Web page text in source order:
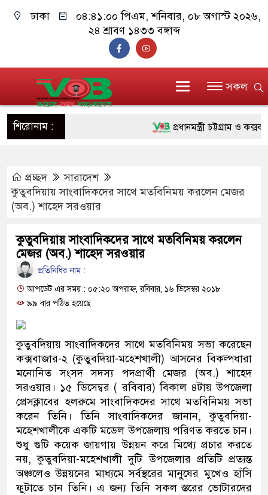
ঢাকা ০৪:৪১:০১ পিএম, শনিবার, ০৮ অগাস্ট ২০২৬,
২৪ শ্রাবণ ১৪৩৩ বঙ্গাব্দ
সকল
শিরোনাম : প্রধানমন্ত্রী চট্টগ্রাম ও
উদ্ধার
জনগণ পরিবর্তন চেয়েছে
প্রধানমন্ত্রী
মিরপুর মডেল থানার
মাদক কারবারি গ্রেফতার
২৮ লাখ টাকার জাল নোটসহ
প্রচ্ছদ
সারাদেশ
কুতুবদিয়ায় সাংবাদিকদের সাথে মতবিনিময় করলেন মেজর
(অব.) শাহেদ সরওয়ার
কুতুবদিয়ায় সাংবাদিকদের সাথে মতবিনিময় করলেন
মেজর (অব.) শাহেদ সরওয়ার
প্রতিনিধির নাম :
আপডেট এর সময় : ০৫:২০ অপরাহ্ন, রবিবার, ১৬ ডিসেম্বর ২০১৮
৯৯ বার পঠিত হয়েছে
কুতুবদিয়ায় সাংবাদিকদের সাথে মতবিনিময় সভা করেছেন
কক্সবাজার-২ (কুতুবদিয়া-মহেশখালী) আসনের বিকল্পধারা
মনোনিত সংসদ সদস্য পদপ্রার্থী মেজর (অব.) শাহেদ
সরওয়ার। ১৫ ডিসেম্বর ( রবিবার) বিকাল ৪টায় উপজেলা
প্রেসক্লাবের হলরুমে সাংবাদিকদের সাথে মতবিনিময় সভা
করেন তিনি। তিনি সাংবাদিকদের জানান, কুতুবদিয়া-
মহেশখালীকে একটি মডেল উপজেলায় পরিণত করতে চান।
শুধু গুটি কয়েক জায়গায় উন্নয়ন করে মিথ্যে প্রচার করতে
নয়, কুতুবদিয়া-মহেশখালী দুটি উপজেলার প্রতিটি প্রত্যন্ত
অঞ্চলেও উন্নয়নের মাধ্যমে সর্বস্থরের মানুষের মুখেও হাঁসি
ফুটাতে চান তিনি। এ জন্য তিনি সকল স্তরের ভোটারদের